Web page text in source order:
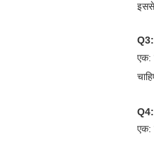
एक:
Q4:
एक: